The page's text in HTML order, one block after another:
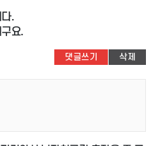
.
요.
댓글쓰기 삭제